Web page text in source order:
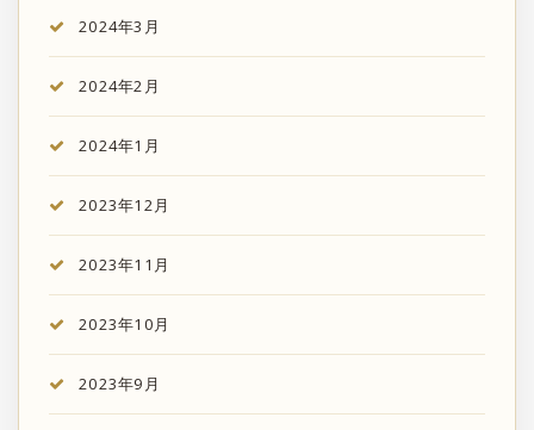
2024年3月
2024年2月
2024年1月
2023年12月
2023年11月
2023年10月
2023年9月